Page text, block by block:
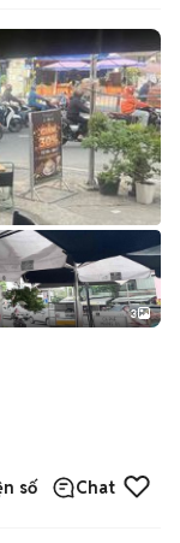
3
số Chat